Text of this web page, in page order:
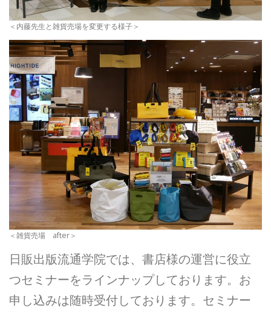
＜内藤先生と雑貨売場を変更する様子＞
＜雑貨売場 after＞
日販出版流通学院では、書店様の運営に役立
つセミナーをラインナップしております。お
申し込みは随時受付しております。セミナー